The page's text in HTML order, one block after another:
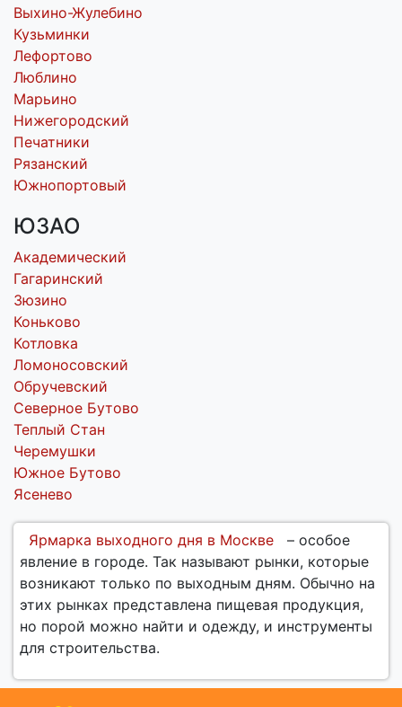
Выхино-Жулебино
Кузьминки
Лефортово
Люблино
Марьино
Нижегородский
Печатники
Рязанский
Южнопортовый
ЮЗАО
Академический
Гагаринский
Зюзино
Коньково
Котловка
Ломоносовский
Обручевский
Северное Бутово
Теплый Стан
Черемушки
Южное Бутово
Ясенево
Ярмарка выходного дня в Москве
– особое
явление в городе. Так называют рынки, которые
возникают только по выходным дням. Обычно на
этих рынках представлена пищевая продукция,
но порой можно найти и одежду, и инструменты
для строительства.